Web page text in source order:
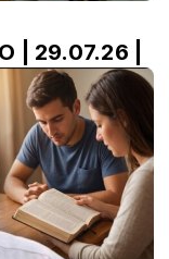
| 29.07.26 |